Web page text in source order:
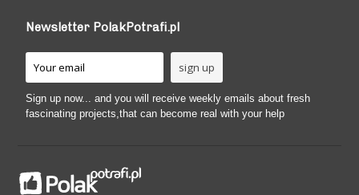
Newsletter PolakPotrafi.pl
Sign up now... and you will receive weekly emails about fresh
fascinating projects,that can become real with your help